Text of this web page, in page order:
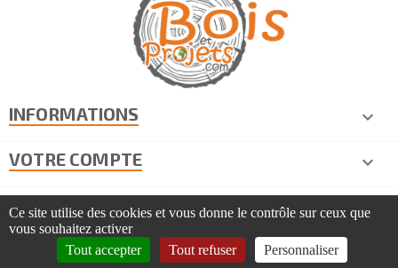
INFORMATIONS

VOTRE COMPTE

INFORMATIONS DE CONTACT
keyboard_arrow_down
COPYRIGHT © 2026 BOIS ET PROJETS | TOUS DROITS
RÉSERVÉS | CRÉATION TOOEASY
Ce site utilise des cookies et vous donne le contrôle sur ceux que
vous souhaitez activer
Tout accepter
Tout refuser Personnaliser